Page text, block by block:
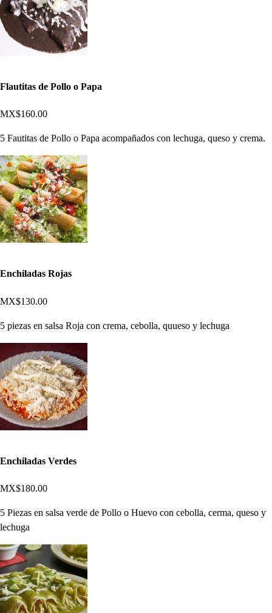
Flautitas de Pollo o Papa
MX$160.00
5 Fautitas de Pollo o Papa acompañados con lechuga, queso y crema.
Enchiladas Rojas
MX$130.00
5 piezas en salsa Roja con crema, cebolla, quueso y lechuga
Enchiladas Verdes
MX$180.00
5 Piezas en salsa verde de Pollo o Huevo con cebolla, cerma, queso y
lechuga